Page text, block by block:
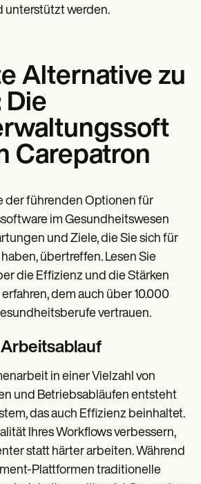
unterstützt werden.
Alternative zu
Die
Carepatron
der führenden Optionen für
im Gesundheitswesen
und Ziele, die Sie sich für
übertreffen. Lesen Sie
die Effizienz und die Stärken
dem auch über 10.000
vertrauen.
in einer Vielzahl von
und Betriebsabläufen entsteht
das auch Effizienz beinhaltet.
Ihres Workflows verbessern,
statt härter arbeiten. Während
Plattformen traditionelle